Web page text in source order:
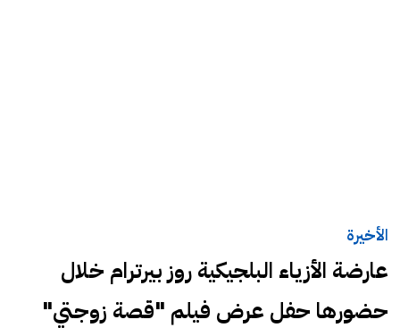
الأخيرة
عارضة الأزياء البلجيكية روز بيرترام خلال
حضورها حفل عرض فيلم "قصة زوجتي"